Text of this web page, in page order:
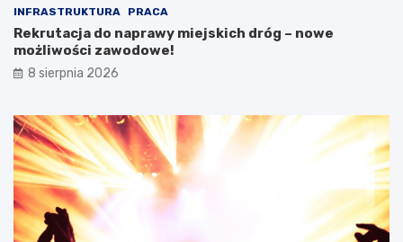
INFRASTRUKTURA PRACA
Rekrutacja do naprawy miejskich dróg – nowe
możliwości zawodowe!
8 sierpnia 2026